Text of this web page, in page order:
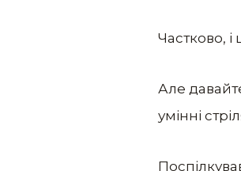
Частково, і
Але
умінні